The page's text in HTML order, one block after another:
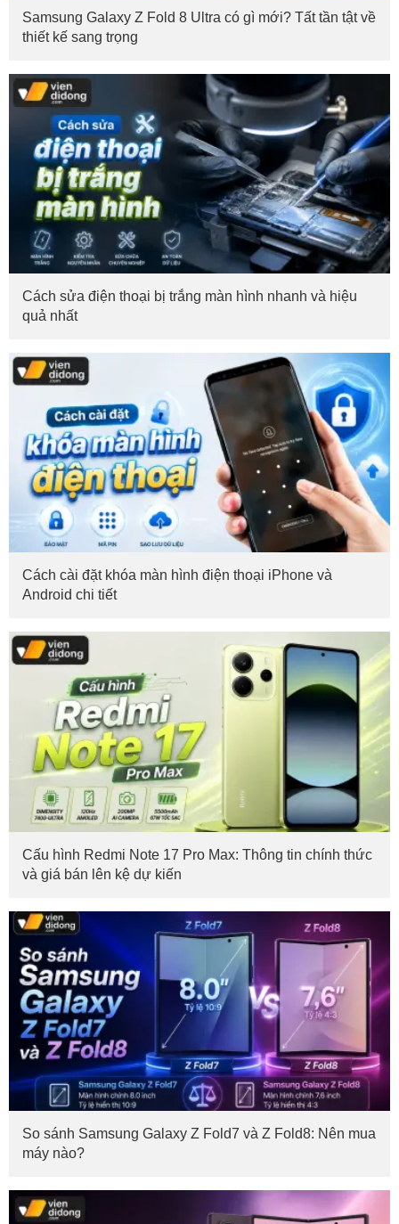
Samsung Galaxy Z Fold 8 Ultra có gì mới? Tất tần tật về
thiết kế sang trọng
Cách sửa điện thoại bị trắng màn hình nhanh và hiệu
quả nhất
Cách cài đặt khóa màn hình điện thoại iPhone và
Android chi tiết
Cấu hình Redmi Note 17 Pro Max: Thông tin chính thức
và giá bán lên kệ dự kiến
So sánh Samsung Galaxy Z Fold7 và Z Fold8: Nên mua
máy nào?